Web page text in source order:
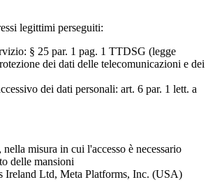
legittimi perseguiti:
§ 25 par. 1 pag. 1 TTDSG (legge
dei dati delle telecomunicazioni e dei
dei dati personali: art. 6 par. 1 lett. a
misura in cui l'accesso è necessario
delle mansioni
Ireland Ltd, Meta Platforms, Inc. (USA)